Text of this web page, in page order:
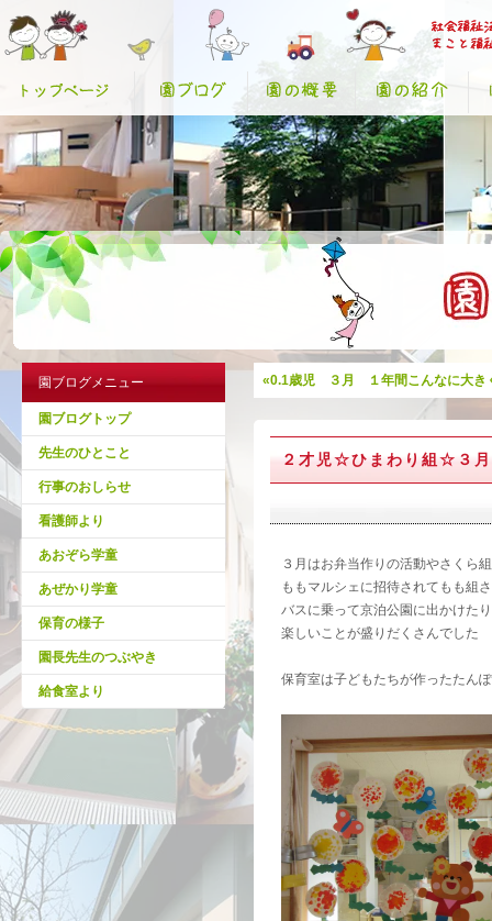
園ブログメニュー
園ブログトップ
先生のひとこと
行事のおしらせ
看護師より
あおぞら学童
あぜかり学童
保育の様子
園長先生のつぶやき
給食室より
«0.1歳児 ３月 １年間こんなに大き
２才児☆ひまわり組☆３
３月はお弁当作りの活動やさくら
ももマルシェに招待されてもも組
バスに乗って京泊公園に出かけた
楽しいことが盛りだくさんでした
保育室は子どもたちが作ったたん